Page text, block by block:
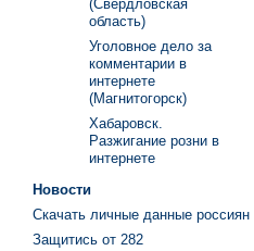
(Свердловская
область)
Уголовное дело за
комментарии в
интернете
(Магнитогорск)
Хабаровск.
Разжигание розни в
интернете
Новости
Скачать личные данные россиян
Защитись от 282